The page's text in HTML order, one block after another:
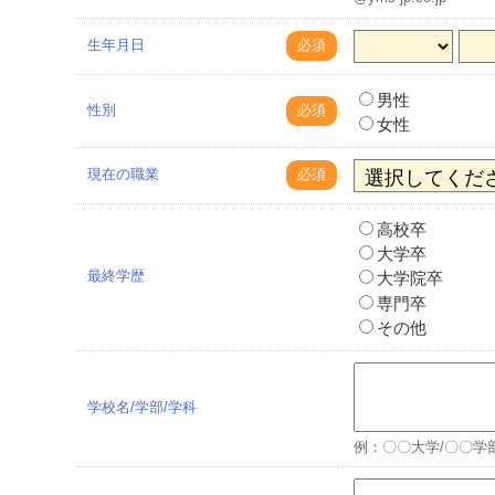
生年月日 必須
性別 必須
男性
女性
現在の職業 必須
最終学歴
高校卒
大学卒
大学院卒
専門卒
その他
学校名/学部/学科
例：〇〇大学/〇〇学